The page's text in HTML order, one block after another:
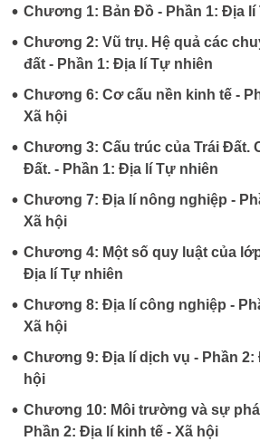
• Chương 1: Bản Đồ - Phần 1: Địa lí
• Chương 2: Vũ trụ. Hệ quả các
đất - Phần 1: Địa lí Tự nhiên
• Chương 6: Cơ cấu nền kinh tế -
Xã hội
• Chương 3: Cấu trúc của Trái Đất.
Đất. - Phần 1: Địa lí Tự nhiên
• Chương 7: Địa lí nông nghiệp -
Xã hội
• Chương 4: Một số quy luật của
Địa lí Tự nhiên
• Chương 8: Địa lí công nghiệp -
Xã hội
• Chương 9: Địa lí dịch vụ - Phần 2:
hội
• Chương 10: Môi trường và sự
Phần 2: Địa lí kinh tế - Xã hội